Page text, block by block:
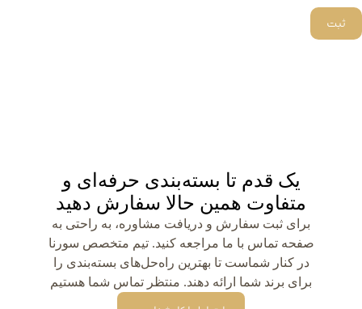
ثبت
یک قدم تا بسته‌بندی حرفه‌ای و
متفاوت همین حالا سفارش دهید
برای ثبت سفارش و دریافت مشاوره، به راحتی به
صفحه تماس با ما مراجعه کنید. تیم متخصص سورنا
در کنار شماست تا بهترین راه‌حل‌های بسته‌بندی را
برای برند شما ارائه دهند. منتظر تماس شما هستیم